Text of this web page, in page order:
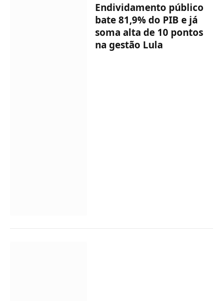
Endividamento público
bate 81,9% do PIB e já
soma alta de 10 pontos
na gestão Lula